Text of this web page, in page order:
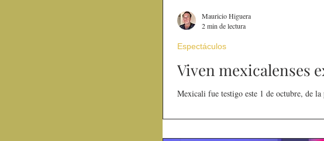
Viven mexicalenses
Mexicali fue testigo este 1 de octubre, de la
Espectáculos
Mauricio Higuera
2 min de lectura